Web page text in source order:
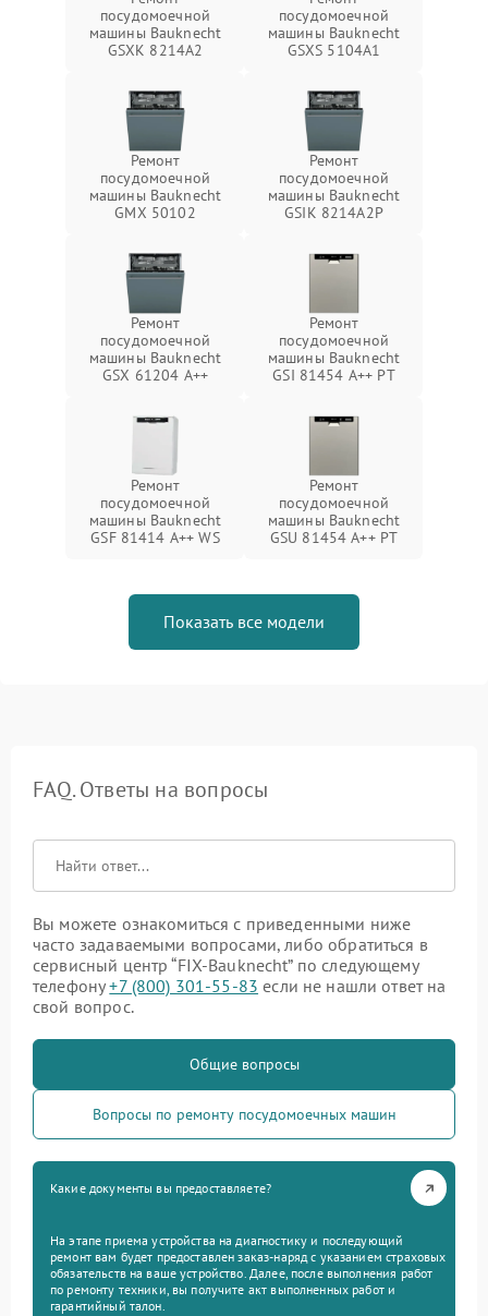
посудомоечной
машины Bauknecht
GSXK 8214A2
посудомоечной
машины Bauknecht
GSXS 5104A1
Ремонт
посудомоечной
машины Bauknecht
GMX 50102
Ремонт
посудомоечной
машины Bauknecht
GSIK 8214A2P
Ремонт
посудомоечной
машины Bauknecht
GSX 61204 A++
Ремонт
посудомоечной
машины Bauknecht
GSI 81454 A++ PT
Ремонт
посудомоечной
машины Bauknecht
GSF 81414 A++ WS
Ремонт
посудомоечной
машины Bauknecht
GSU 81454 A++ PT
Показать все модели
FAQ. Ответы на вопросы
Вы можете ознакомиться с приведенными ниже
часто задаваемыми вопросами, либо обратиться в
сервисный центр “FIX-Bauknecht” по следующему
телефону+7 (800) 301-55-83 если не нашли ответ на
свой вопрос.
Общие вопросы
Вопросы по ремонту посудомоечных машин
Какие документы вы предоставляете?
На этапе приема устройства на диагностику и последующий
ремонт вам будет предоставлен заказ-наряд с указанием страховых
обязательств на ваше устройство. Далее, после выполнения работ
по ремонту техники, вы получите акт выполненных работ и
гарантийный талон.